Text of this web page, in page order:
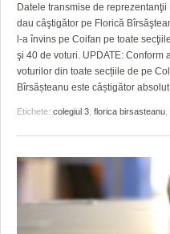
Datele transmise de
dau câştigător pe Florică
l-a învins pe Coifan pe toate
şi 40 de voturi. UPDATE:
voturilor din toate secțiile de pe
Bîrsășteanu este câștigător
Etichete: colegiul 3 florica birsasteanu